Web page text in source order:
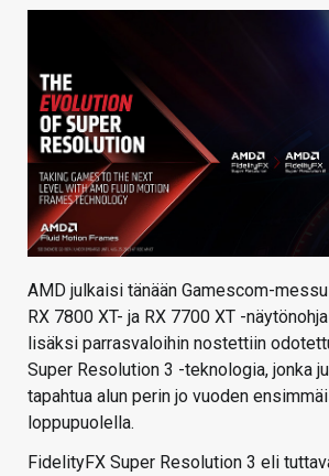
HAKU
AMD julkaisi tänään Gamescom-
RX 7800 XT- ja RX 7700 XT -
lisäksi parrasvaloihin nostettiin
Super Resolution 3 -teknologia, jonka
tapahtua alun perin jo vuoden
loppupuolella.
FidelityFX Super Resolution 3 eli